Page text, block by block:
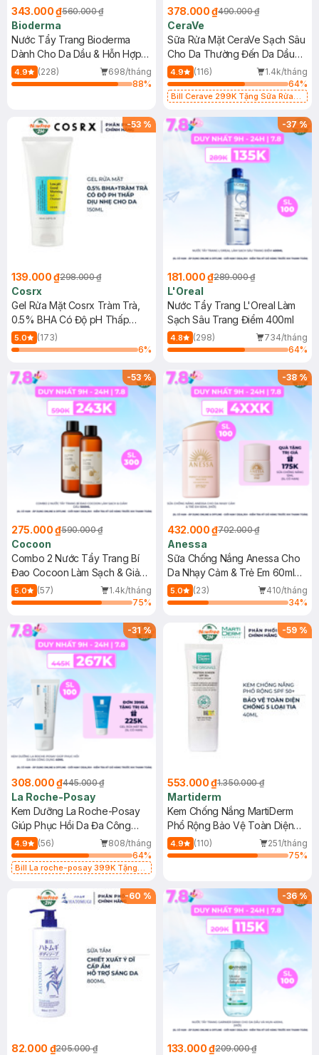
343.000 ₫560.000 ₫
Bioderma
Nước Tẩy Trang Bioderma
Dành Cho Da Dầu & Hỗn Hợp
500ml
4.9 (228)
698/tháng
88%
378.000 ₫490.000 ₫
CeraVe
Sữa Rửa Mặt CeraVe Sạch Sâu
Cho Da Thường Đến Da Dầu
473ml
4.9 (116)
1.4k/tháng
64%
Bill Cerave 299K Tặng Sữa Rửa
-53 %
139.000 ₫298.000 ₫
Cosrx
Gel Rửa Mặt Cosrx Tràm Trà,
0.5% BHA Có Độ pH Thấp
150ml
5.0
(173)
6%
-37%
181.000 ₫289.000 ₫
L'Oreal
Nước Tẩy Trang L'Oreal Làm
Sạch Sâu Trang Điểm 400ml
4.8 (298)
734/tháng
64%
-53%
275.000 ₫590.000 ₫
Cocoon
Combo 2 Nước Tẩy Trang Bí
Đao Cocoon Làm Sạch & Giảm
Dầu 500ml
5.0 (57)
1.4k/tháng
75%
-38%
432.000 ₫702.000 ₫
Anessa
Sữa Chống Nắng Anessa Cho
Da Nhạy Cảm & Trẻ Em 60ml
(Mới)
5.0 (23)
410/tháng
34%
-31%
308.000 ₫445.000 ₫
La Roche-Posay
Kem Dưỡng La Roche-Posay
Giúp Phục Hồi Da Đa Công
Dụng 40ml
4.9 (56)
808/tháng
64%
Bill La roche-posay 399K Tặng
(SL có hạn)
-59 %
553.000 ₫1.350.000 ₫
Martiderm
Kem Chống Nắng MartiDerm
Phổ Rộng Bảo Vệ Toàn Diện
40ml
4.9 (110)
251/tháng
75%
-60 %
82.000 ₫205.000 ₫
-36%
133.000 ₫209.000 ₫